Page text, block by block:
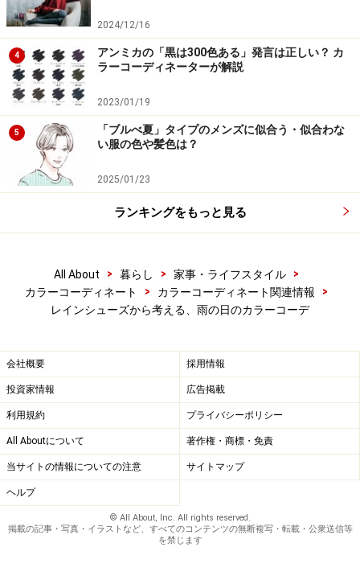
2024/12/16
4
アンミカの「黒は300色ある」発言は正しい？ カ
ラーコーディネーターが解説
2023/01/19
5
「ブルべ夏」タイプのメンズに似合う・似合わな
い服の色や髪色は？
2025/01/23
ランキングをもっと見る
All About > 暮らし > 家事・ライフスタイル
>
カラーコーディネート
> カラーコーディネート関連情報
>
レインシューズから考える、雨の日のカラーコーデ
会社概要 採用情報
投資家情報 広告掲載
利用規約 プライバシーポリシー
All Aboutについて 著作権・商標・免責
当サイトの情報についての注意 サイトマップ
ヘルプ
© All About, Inc. All rights reserved.
掲載の記事・写真・イラストなど、すべてのコンテンツの無断複写・転載・公衆送信等
を禁じます